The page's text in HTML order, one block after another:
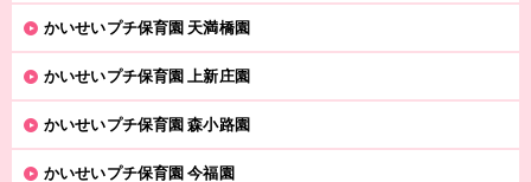
かいせいプチ保育園 天満橋園
かいせいプチ保育園 上新庄園
かいせいプチ保育園 森小路園
かいせいプチ保育園 今福園